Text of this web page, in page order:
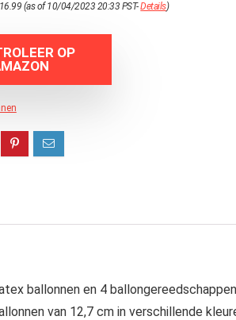
(as of 10/04/2023 20:33 PST-Details)
OP
ballonnen en 4
van 12,7 cm in verschillende